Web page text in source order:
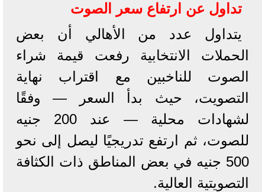
تداول عن ارتفاع سعر الصوت
يتداول عدد من الأهالي أن بعض
الحملات الانتخابية رفعت قيمة شراء
الصوت للناخبين مع اقتراب نهاية
التصويت، حيث بدأ السعر — وفقًا
لشهادات محلية — عند 200 جنيه
للصوت، ثم ارتفع تدريجيًا ليصل إلى نحو
500 جنيه في بعض المناطق ذات الكثافة
التصويتية العالية.